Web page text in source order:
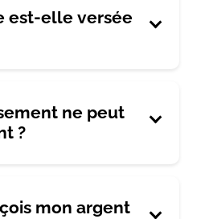
est-elle versée
ne peut
?
mon argent